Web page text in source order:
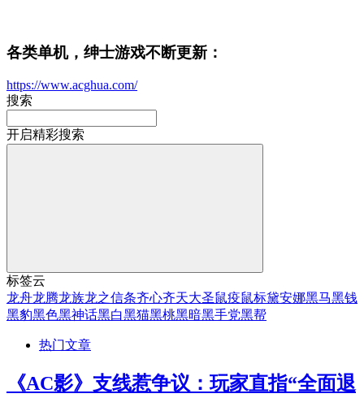
各类单机，绅士游戏不断更新：
https://www.acghua.com/
搜索
开启精彩搜索
标签云
龙舟龙腾龙族龙之信条齐心齐天大圣鼠疫鼠标黛安娜黑马黑钱
黑豹黑色黑神话黑白黑猫黑桃黑暗黑手党黑帮
热门文章
《AC影》支线惹争议：玩家直指“全面退